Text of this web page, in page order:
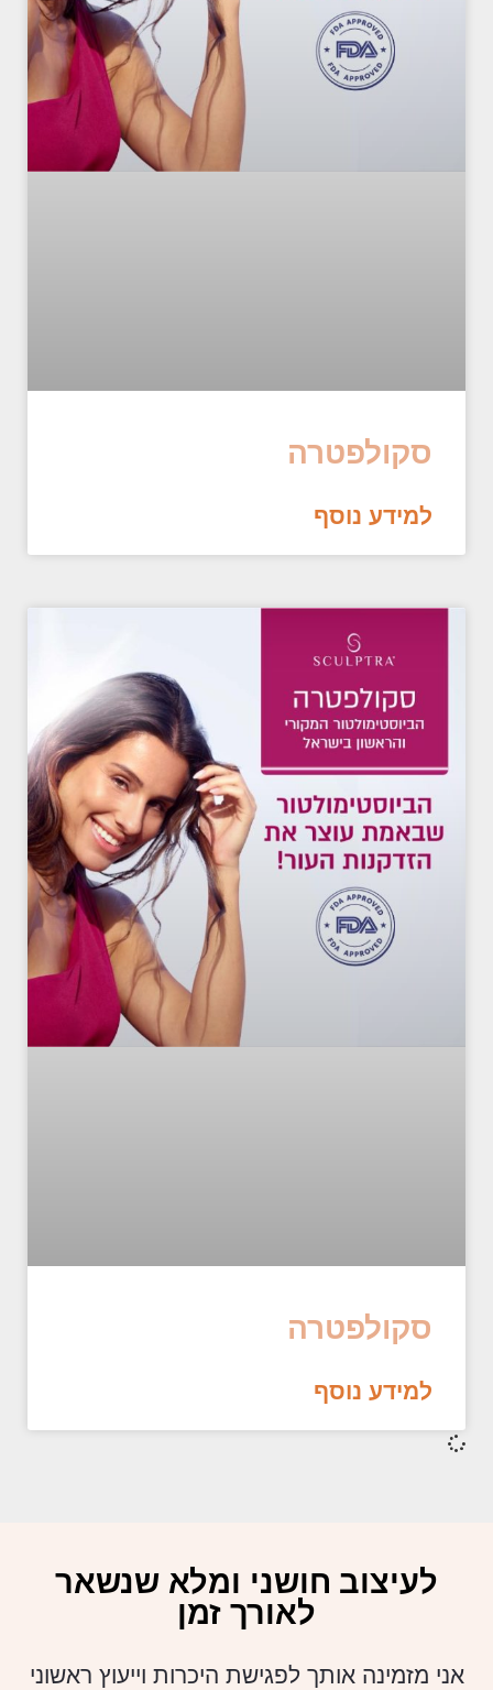
סקולפטרה
למידע נוסף
סקולפטרה
למידע נוסף
לעיצוב חושני ומלא שנשאר
לאורך זמן
אני מזמינה אותך לפגישת היכרות וייעוץ ראשוני